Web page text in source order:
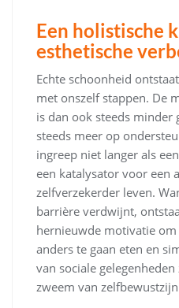
Een holistische
esthetische
Echte schoonheid
met onszelf stappen. De
is dan ook steeds minder
steeds meer op
ingreep niet langer als
een katalysator voor een
zelfverzekerder leven.
barrière verdwijnt,
hernieuwde motivatie
anders te gaan eten en
van sociale
zweem van